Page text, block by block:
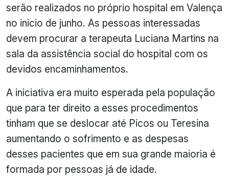
serão realizados no próprio hospital em Valença
no inicio de junho. As pessoas interessadas
devem procurar a terapeuta Luciana Martins na
sala da assistência social do hospital com os
devidos encaminhamentos.
A iniciativa era muito esperada pela população
que para ter direito a esses procedimentos
tinham que se deslocar até Picos ou Teresina
aumentando o sofrimento e as despesas
desses pacientes que em sua grande maioria é
formada por pessoas já de idade.